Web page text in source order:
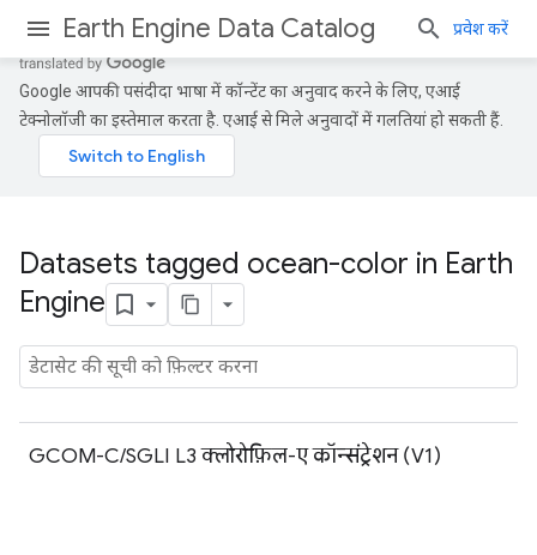
Earth Engine Data Catalog प्रवेश करें
Google आपकी पसंदीदा भाषा में कॉन्टेंट का अनुवाद करने के लिए, एआई
टेक्नोलॉजी का इस्तेमाल करता है. एआई से मिले अनुवादों में गलतियां हो सकती हैं.
Datasets tagged ocean-color in Earth
Engine
GCOM-C/SGLI L3 क्लोरोफ़िल-ए कॉन्संट्रेशन (V1)